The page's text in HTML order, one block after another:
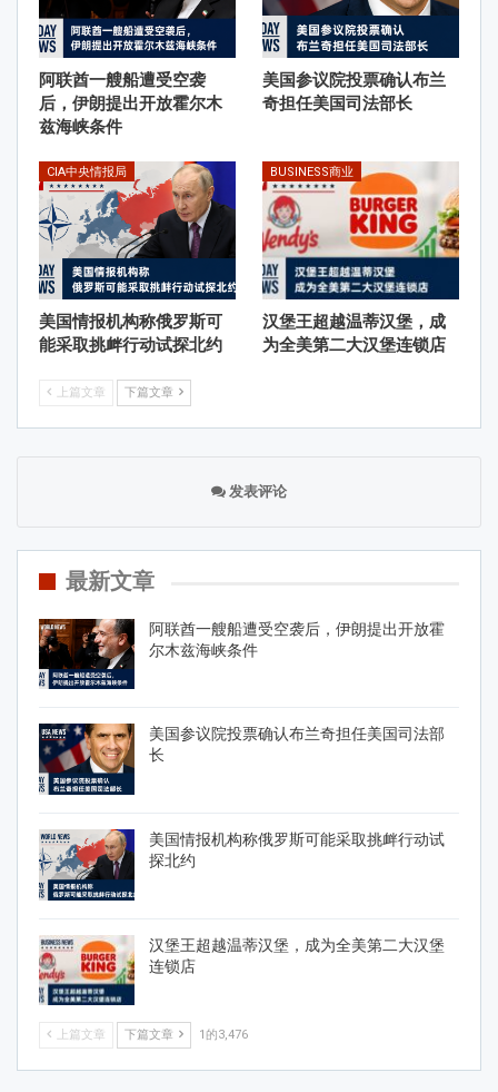
阿联酋一艘船遭受空袭
后，伊朗提出开放霍尔木
兹海峡条件
美国参议院投票确认布兰
奇担任美国司法部长
CIA中央情报局
美国情报机构称俄罗斯可
能采取挑衅行动试探北约
BUSINESS商业
汉堡王超越温蒂汉堡，成
为全美第二大汉堡连锁店
上篇文章 下篇文章
发表评论
最新文章
阿联酋一艘船遭受空袭后，伊朗提出开放霍
尔木兹海峡条件
美国参议院投票确认布兰奇担任美国司法部
长
美国情报机构称俄罗斯可能采取挑衅行动试
探北约
汉堡王超越温蒂汉堡，成为全美第二大汉堡
连锁店
上篇文章 下篇文章 1的3,476